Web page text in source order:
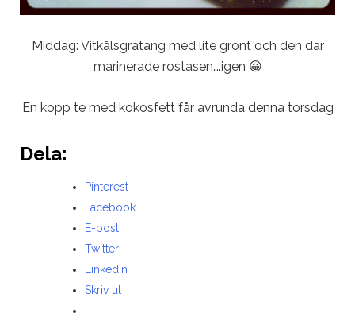
Middag: Vitkålsgratäng med lite grönt och den där
marinerade rostasen….igen 😀
En kopp te med kokosfett får avrunda denna torsdag
Dela:
Pinterest
Facebook
E-post
Twitter
LinkedIn
Skriv ut